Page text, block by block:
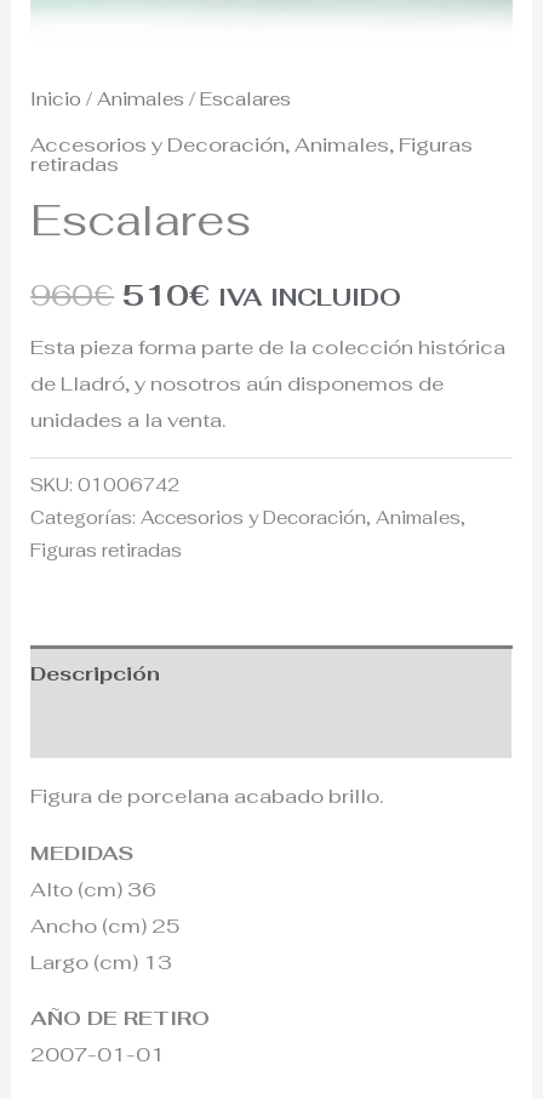
Inicio /Animales / Escalares
Accesorios y Decoración,Animales, Figuras
retiradas
Escalares
960€ 510€ IVA INCLUIDO
Esta pieza forma parte de la colección histórica
de Lladró, y nosotros aún disponemos de
unidades a la venta.
SKU:01006742
Categorías: Accesorios y Decoración, Animales,
Figuras retiradas
Descripción
Figura de porcelana acabado brillo.
MEDIDAS
Alto (cm) 36
Ancho (cm) 25
Largo (cm) 13
AÑO DE RETIRO
2007-01-01